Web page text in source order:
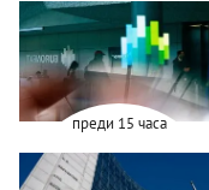
преди 15 часа